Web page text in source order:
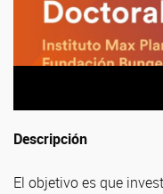
Descripción
El objetivo es que